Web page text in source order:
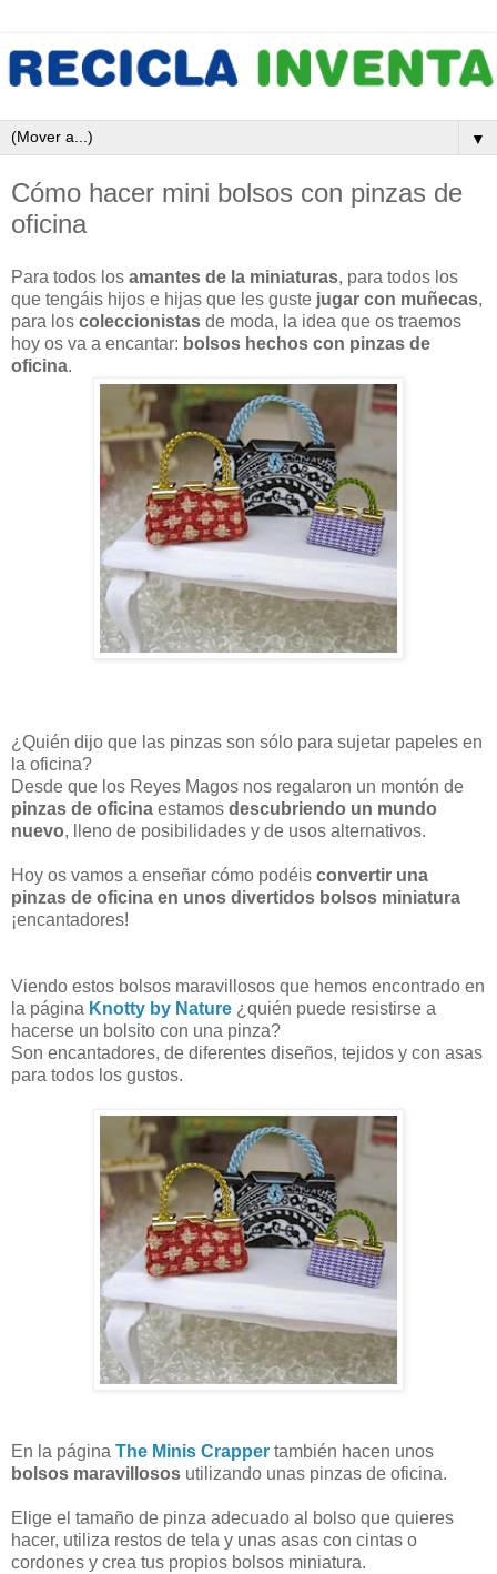
▼
Cómo hacer mini bolsos con pinzas de
oficina
Para todos los amantes de la miniaturas, para todos los
que tengáis hijos e hijas que les guste jugar con muñecas,
para los coleccionistas de moda, la idea que os traemos
hoy os va a encantar: bolsos hechos con pinzas de
oficina.
¿Quién dijo que las pinzas son sólo para sujetar papeles en
la oficina?
Desde que los Reyes Magos nos regalaron un montón de
pinzas de oficina estamos descubriendo un mundo
nuevo, lleno de posibilidades y de usos alternativos.
Hoy os vamos a enseñar cómo podéis convertir una
pinzas de oficina en unos divertidos bolsos miniatura
¡encantadores!
Viendo estos bolsos maravillosos que hemos encontrado en
la página Knotty by Nature ¿quién puede resistirse a
hacerse un bolsito con una pinza?
Son encantadores, de diferentes diseños, tejidos y con asas
para todos los gustos.
En la página The Minis Crapper también hacen unos
bolsos maravillosos utilizando unas pinzas de oficina.
Elige el tamaño de pinza adecuado al bolso que quieres
hacer, utiliza restos de tela y unas asas con cintas o
cordones y crea tus propios bolsos miniatura.